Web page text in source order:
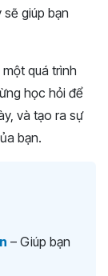
giúp bạn
quá trình
học hỏi để
và tạo ra sự
bạn.
– Giúp bạn